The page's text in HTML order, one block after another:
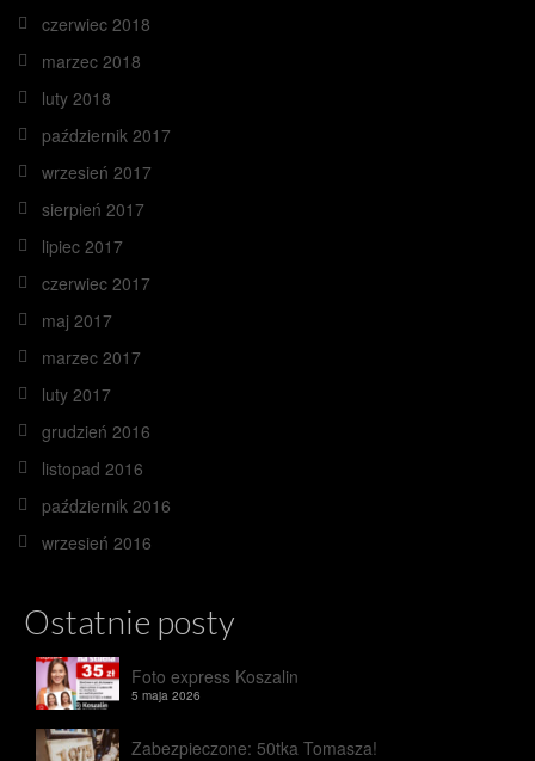
czerwiec 2018
marzec 2018
luty 2018
październik 2017
wrzesień 2017
sierpień 2017
lipiec 2017
czerwiec 2017
maj 2017
marzec 2017
luty 2017
grudzień 2016
listopad 2016
październik 2016
wrzesień 2016
Ostatnie posty
Foto express Koszalin
5 maja 2026
Zabezpieczone: 50tka Tomasza!